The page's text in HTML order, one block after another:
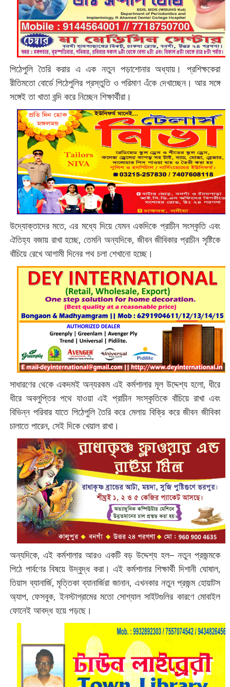
পিঠেপুলি তৈরি করার এ এক নতুন পড়াশোনার অধ্যায়। প্রশিক্ষকেরা
রীতিমতো বোর্ডে পিঠেপুলির প্রস্তুতি ও পরিমাণ এঁকে দেখাচ্ছেন। আর সঙ্গে
সঙ্গেই তা খাতা বন্দি করে নিচ্ছেন শিক্ষার্থীরা।
উদ্যোক্তাদের মতে, এর মধ্যে দিয়ে যেমন একদিকে প্রাচীন সংস্কৃতি এবং
ঐতিহ্য বজায় রাখা হচ্ছে, তেমনি অন্যদিকে, জীবন জীবিকার প্রাচীন সৃষ্টিকে
বাঁচিয়ে রেখে আগামী দিনের পথ চলা শেখানো হচ্ছে।
সাধারণের থেকে একদমই অন্যরকম এই কর্মশালার মূল উদ্দেশ্য হলো, ধীরে
ধীরে অবলুপ্তির পথে যাওয়া এই প্রাচীন সংস্কৃতিকে বাঁচিয়ে রাখা এবং
বিভিন্ন পরিবার যাতে পিঠেপুলি তৈরি করে মেলায় বিক্রি করে জীবন জীবিকা
চালাতে পারেন, সেই দিকে খেয়াল রাখা।
অন্যদিকে, এই কর্মশালার আরও একটি বড় উদ্দেশ্য হল– নতুন প্রজন্মকে
পিঠে পার্বণের বিষয়ে উদ্বুদ্ধ করা। এই কর্মশালার শিক্ষার্থী দিশানী ঘোষাল,
তিয়াস ব্যানার্জি, মৃত্তিকা ব্যানার্জিরা জানান, এখনকার নতুন প্রজন্ম হোয়াটস
অ্যাপ, ফেসবুক, ইনস্টাগ্রামের মতো সোশ্যাল সাইটগুলির কারণে মোবাইল
ফোনেই আবদ্ধ হয়ে পড়ছে।